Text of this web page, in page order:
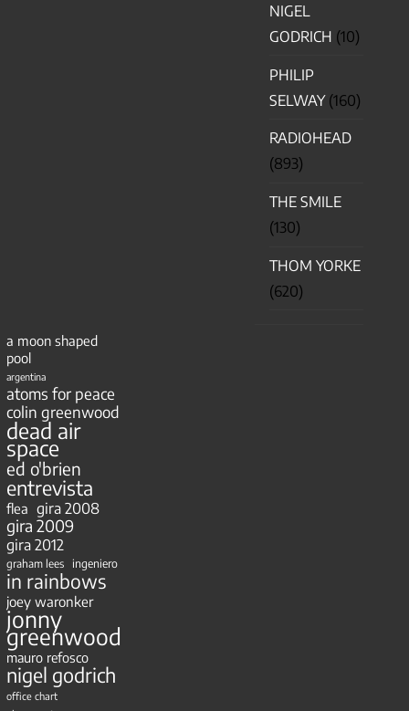
NIGEL
GODRICH (10)
PHILIP
SELWAY(160)
RADIOHEAD
(893)
THE SMILE
(130)
THOM YORKE
(620)
a moon shaped
pool
argentina
atoms for peace
colin greenwood
dead air
space
ed o'brien
entrevista
flea gira 2008
gira 2009
gira 2012
graham lees ingeniero
in rainbows
joey waronker
jonny
greenwood
mauro refosco
nigel godrich
office chart